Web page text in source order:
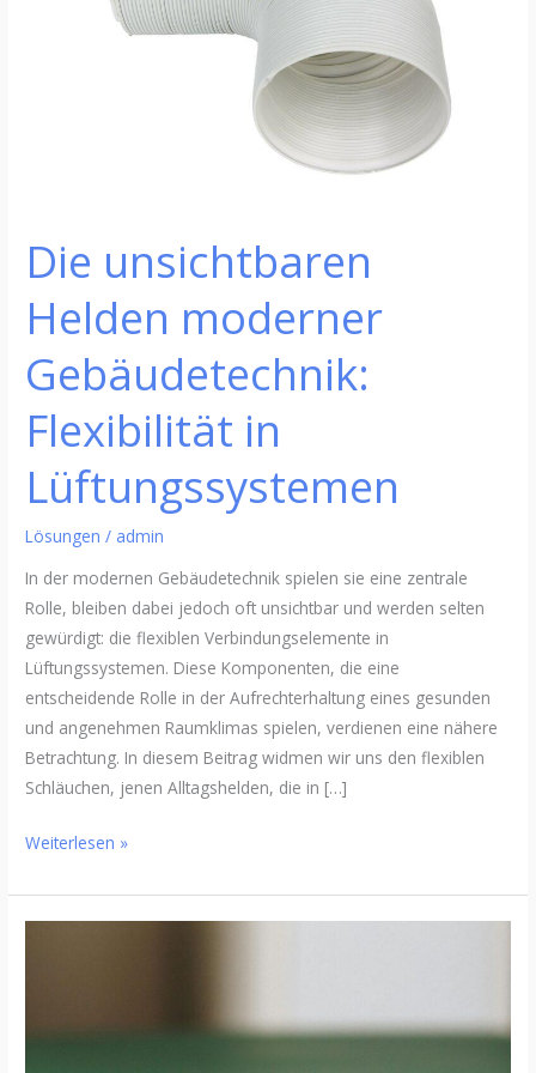
Die unsichtbaren
Helden moderner
Gebäudetechnik:
Flexibilität in
Lüftungssystemen
Lösungen / admin
In der modernen Gebäudetechnik spielen sie eine zentrale
Rolle, bleiben dabei jedoch oft unsichtbar und werden selten
gewürdigt: die flexiblen Verbindungselemente in
Lüftungssystemen. Diese Komponenten, die eine
entscheidende Rolle in der Aufrechterhaltung eines gesunden
und angenehmen Raumklimas spielen, verdienen eine nähere
Betrachtung. In diesem Beitrag widmen wir uns den flexiblen
Schläuchen, jenen Alltagshelden, die in […]
Weiterlesen »